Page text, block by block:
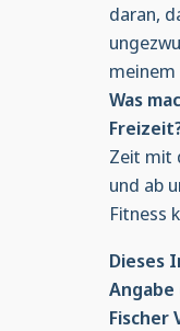
daran,
meinem
Was
Zeit mit
und ab
Fitness
Dieses
Angabe
Fischer